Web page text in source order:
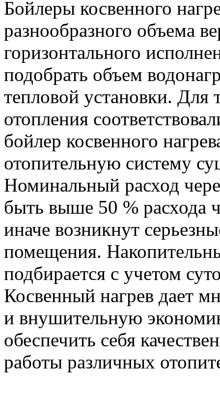
Бойлеры косвенного
разнообразного объема
горизонтального
подобрать объем
тепловой установки. Для
отопления
бойлер косвенного
отопительную систему
Номинальный расход
быть выше 50 % расхода
иначе возникнут
помещения.
подбирается с учетом
Косвенный нагрев дает
и внушительную
обеспечить себя
работы различных